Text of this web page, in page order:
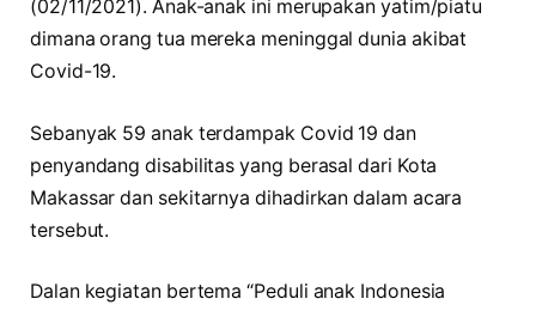
(02/11/2021). Anak-anak ini merupakan yatim/piatu
dimana orang tua mereka meninggal dunia akibat
Covid-19.
Sebanyak 59 anak terdampak Covid 19 dan
penyandang disabilitas yang berasal dari Kota
Makassar dan sekitarnya dihadirkan dalam acara
tersebut.
Dalan kegiatan bertema “Peduli anak Indonesia